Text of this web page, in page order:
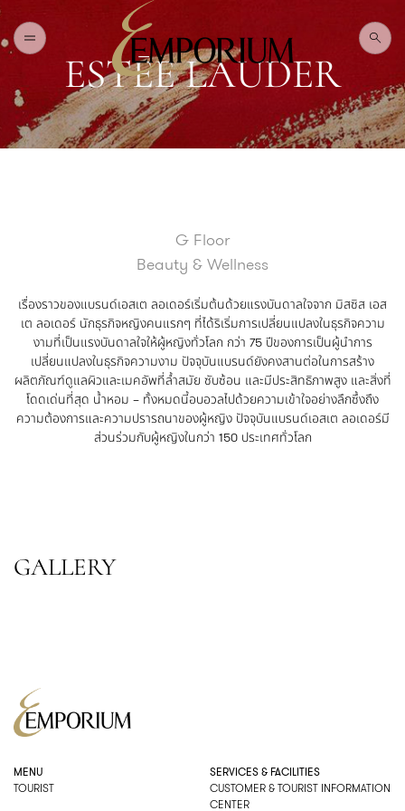
HO ME
WHAT'S ON
TO URIST
ESTĒE LAUDER
G Floor
Beauty & Wellness
เรื่องราวของแบรนด์เอสเต ลอเดอร์เริ่มต้นด้วยแรงบันดาลใจจาก มิสซิส เอส
เต ลอเดอร์ นักธุรกิจหญิงคนแรกๆ ที่ได้ริเริ่มการเปลี่ยนแปลงในธุรกิจความ
งามที่เป็นแรงบันดาลใจให้ผู้หญิงทั่วโลก กว่า 75 ปีของการเป็นผู้นำการ
เปลี่ยนแปลงในธุรกิจความงาม ปัจจุบันแบรนด์ยังคงสานต่อในการสร้าง
ผลิตภัณฑ์ดูแลผิวและเมคอัพที่ล้ำสมัย ซับซ้อน และมีประสิทธิภาพสูง และสิ่งที่
โดดเด่นที่สุด น้ำหอม – ทั้งหมดนี้อบอวลไปด้วยความเข้าใจอย่างลึกซึ้งถึง
ความต้องการและความปรารถนาของผู้หญิง ปัจจุบันแบรนด์เอสเต ลอเดอร์มี
ส่วนร่วมกับผู้หญิงในกว่า 150 ประเทศทั่วโลก
GALLERY
MENU
TOURIST
SERVICES & FACILITIES
CUSTOMER & TOURIST INFORMATION
CENTER